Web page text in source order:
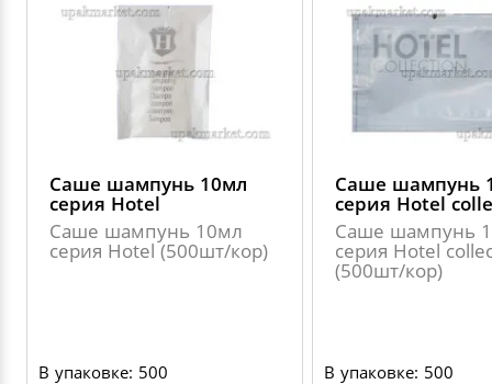
Саше шампунь 10мл
серия Hotel
Саше шампунь 10мл
серия Hotel (500шт/кор)
В упаковке: 500
Саше шампунь
серия Hotel
Саше шампунь
серия Hotel
(500шт/кор)
В упаковке: 500